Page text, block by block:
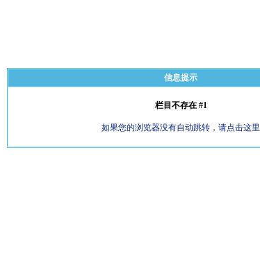
信息提示
栏目不存在 #1
如果您的浏览器没有自动跳转，请点击这里